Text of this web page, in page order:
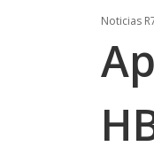
Noticias